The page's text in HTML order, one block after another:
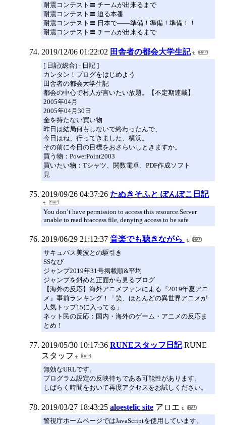
耐震コンテスト〓 チームが出来るまで
耐震コンテスト〓 迫る本番
耐震コンテスト〓 日本で――準備！準備！準備！！
耐震コンテスト〓 チームが出来るまで
2019/12/06 01:22:02 田舎者の都会大学生記
[ 日記(総合) - 日記 ]
カンタン！ブログをはじめよう
田舎者の都会大学生記
都会の中心で村人が言いたい放題。【不定期連載】
2005年04月
2005年04月30日
金を持たない買い物
昨日は結局何もしないで終わったんで、
今日はね、行ってきました、横浜。
その前に今日の目標をおさらいしときますか。
買う物：PowerPoint2003
買いたい物：Tシャツ、関数電卓、PDF作成ソフト
見
2019/09/26 04:37:26 たぬきそふと ぽんぽこ日記
You don’t have permission to access this resource.Server
unable to read htaccess file, denying access to be safe
2019/06/29 21:12:37 音楽でも聴きながら
サキュバス美波との駆引き
SSなび
ジャンプ2019年31号掲載順&平均
ジャンプを斜めと正面から見るブログ
【海外の反応】海外アニメファンによる『2019年夏アニ
メ』事前ランキング！「笑、ほとんどの異世界アニメが
人気トップ15に入ってる」
ネット民の反応：国内・海外のゲーム・アニメの反応ま
とめ！
2019/05/30 10:17:36 RUNEスタッフ日記 RUNE
スタッフ
無効なURLです。
プログラム設定の反映待ちである可能性があります。
しばらく時間をおいて再度アクセスをお試しください。
2019/03/27 18:43:25 aloestelic site アロエ
警視庁ホームページではJavaScriptを使用しています。